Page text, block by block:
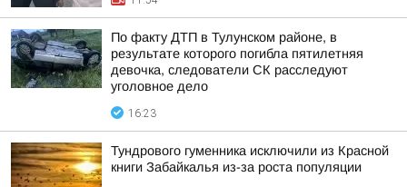
По факту ДТП в Тулунском районе, в
результате которого погибла пятилетняя
девочка, следователи СК расследуют
уголовное дело
16:23
Тундрового гуменника исключили из Красной
книги Забайкалья из-за роста популяции